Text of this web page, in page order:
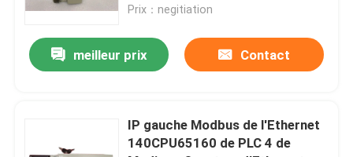
Quantum
Prix：negitiation
meilleur prix Contact
IP gauche Modbus de l'Ethernet
140CPU65160 de PLC 4 de